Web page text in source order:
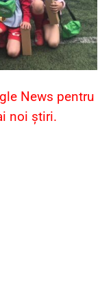
News pentru
noi știri.